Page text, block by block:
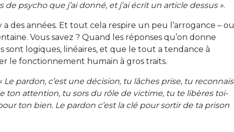
psycho que j’ai donné, et j’ai écrit un article dessus ».
a des années. Et tout cela respire un peu l’arrogance – ou
Vous savez ? Quand les réponses qu’on donne
sont logiques, linéaires, et que le tout a tendance à
le fonctionnement humain à gros traits.
Le pardon, c’est une décision, tu lâches prise, tu reconnais
ton attention, tu sors du rôle de victime, tu te libères toi-
ton bien. Le pardon c’est la clé pour sortir de ta prison